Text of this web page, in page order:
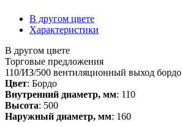
В другом цвете
Характеристики
В другом цвете
Торговые предложения
110/ИЗ/500 вентиляционный выход бордо
Цвет: Бордо
Внутренний диаметр, мм: 110
Высота: 500
Наружный диаметр, мм: 160